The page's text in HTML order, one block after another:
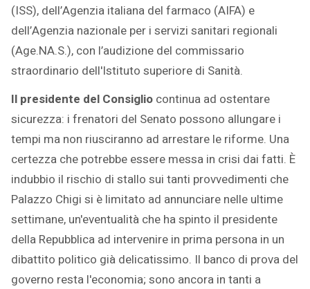
(ISS), dell’Agenzia italiana del farmaco (AIFA) e
dell’Agenzia nazionale per i servizi sanitari regionali
(Age.NA.S.), con l’audizione del commissario
straordinario dell'Istituto superiore di Sanità.
Il presidente del Consiglio continua ad ostentare
sicurezza: i frenatori del Senato possono allungare i
tempi ma non riusciranno ad arrestare le riforme. Una
certezza che potrebbe essere messa in crisi dai fatti. È
indubbio il rischio di stallo sui tanti provvedimenti che
Palazzo Chigi si è limitato ad annunciare nelle ultime
settimane, un'eventualità che ha spinto il presidente
della Repubblica ad intervenire in prima persona in un
dibattito politico già delicatissimo. Il banco di prova del
governo resta l'economia; sono ancora in tanti a